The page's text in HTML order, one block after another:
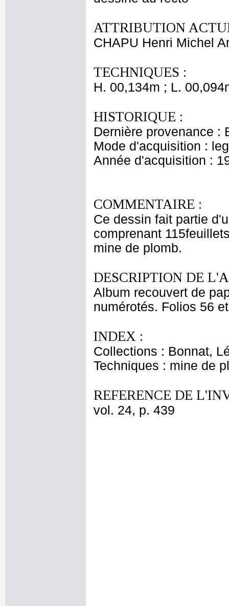
ATTRIBUTION
CHAPU Henri Michel
TECHNIQUES :
H. 00,134m ; L.
HISTORIQUE :
Dernière provenance :
Mode d'acquisition :
Année d'acquisition :
COMMENTAIRE :
Ce dessin fait partie
comprenant
mine de plomb.
DESCRIPTION DE
Album recouvert de
numérotés. Folios 56
INDEX :
Collections : Bonnat,
Techniques : mine de
REFERENCE DE
vol. 24, p. 439